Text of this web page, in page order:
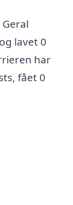
lavet 0
har
fået 0